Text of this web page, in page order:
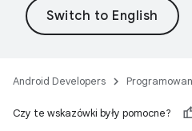
Android Developers
Czy te wskazówki były pomocne?